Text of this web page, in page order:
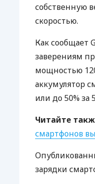
собственную
скоростью.
Как сообщает
заверениям
мощностью
аккумулятор
или до 50% за
Читайте
смартфонов
зарядки